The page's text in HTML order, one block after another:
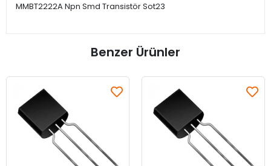
MMBT2222A Npn Smd Transistör Sot23
Benzer Ürünler